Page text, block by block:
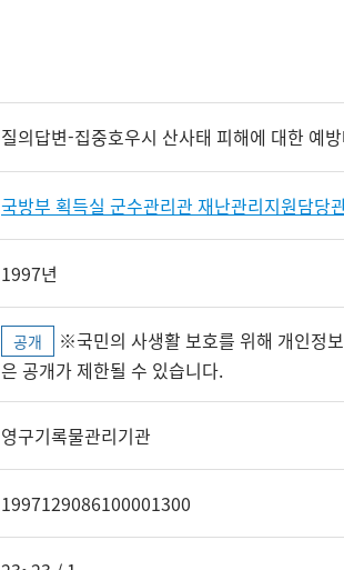
질의답변-집중호우시 산사태 피해에 대한 예
국방부 획득실 군수관리관 재난관리지원담당
1997년
공개
은 공개가 제한될 수 있습니다.
영구기록물관리기관
1997129086100001300